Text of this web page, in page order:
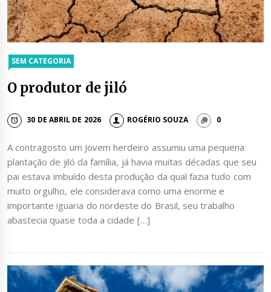
SEM CATEGORIA
O produtor de jiló
30 DE ABRIL DE 2026 ROGÉRIO SOUZA 0
A contragosto um Jovem herdeiro assumiu uma pequena
plantação de jiló da família, já havia muitas décadas que seu
pai estava imbuído desta produção da qual fazia tudo com
muito orgulho, ele considerava como uma enorme e
importante iguaria do nordeste do Brasil, seu trabalho
abastecia quase toda a cidade […]